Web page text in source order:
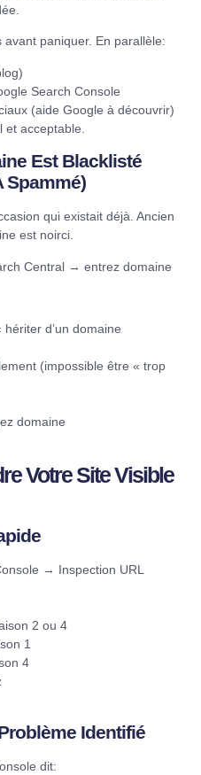
paniquer. En parallèle:
Search Console
(aide Google à découvrir)
acceptable.
Est Blacklisté
Spammé)
qui existait déjà. Ancien
est noirci.
Central → entrez domaine
d’un domaine
(impossible être « trop
domaine
Votre Site Visible
→ Inspection URL
2 ou 4
1
4
Identifié
dit: